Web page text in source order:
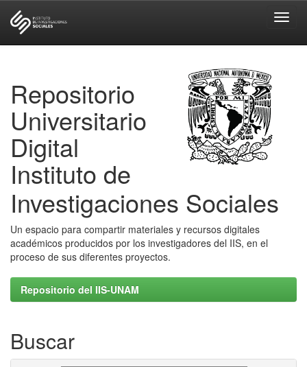
Repositorio
Universitario
Digital
Instituto de
Investigaciones Sociales
Un espacio para compartir materiales y recursos digitales
académicos producidos por los investigadores del IIS, en el
proceso de sus diferentes proyectos.
Repositorio del IIS-UNAM
Buscar